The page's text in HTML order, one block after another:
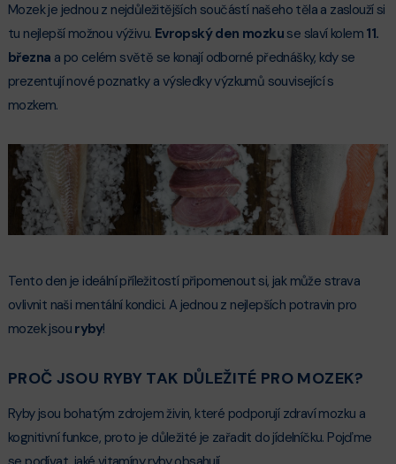
Mozek je jednou z nejdůležitějších součástí našeho těla a zaslouží si
tu nejlepší možnou výživu. Evropský den mozkuse slaví kolem11.
března a po celém světě se konají odborné přednášky, kdy se
prezentují nové poznatky a výsledky výzkumů související s
mozkem.
Tento den je ideální příležitostí připomenout si, jak může strava
ovlivnit naši mentální kondici. A jednou z nejlepších potravin pro
mozek jsou ryby!
PROČ JSOU RYBY TAK DŮLEŽITÉ PRO MOZEK?
Ryby jsou bohatým zdrojem živin, které podporují zdraví mozku a
kognitivní funkce, proto je důležité je zařadit do jídelníčku. Pojďme